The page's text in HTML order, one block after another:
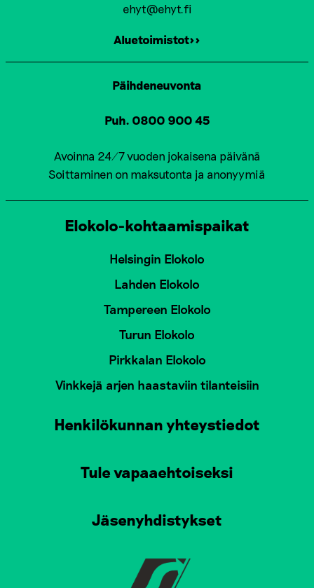
ehyt@ehyt.fi
Aluetoimistot>>
Päihdeneuvonta
Puh. 0800 900 45
Avoinna 24/7 vuoden jokaisena päivänä
Soittaminen on maksutonta ja anonyymiä
Elokolo-kohtaamispaikat
Helsingin Elokolo
Lahden Elokolo
Tampereen Elokolo
Turun Elokolo
Pirkkalan Elokolo
Vinkkejä arjen haastaviin tilanteisiin
Henkilökunnan yhteystiedot
Tule vapaaehtoiseksi
Jäsenyhdistykset